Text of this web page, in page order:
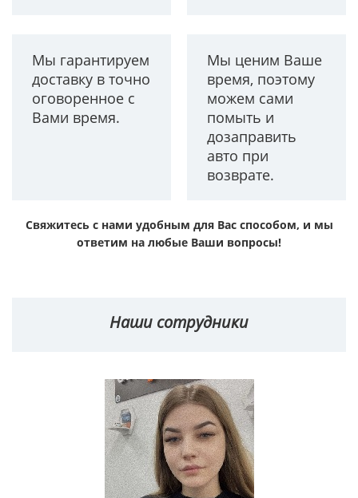
Мы гарантируем
доставку в точно
оговоренное с
Вами время.
Мы ценим Ваше
время, поэтому
можем сами
помыть и
дозаправить
авто при
возврате.
Свяжитесь с нами удобным для Вас способом, и мы
ответим на любые Ваши вопросы!
Наши сотрудники